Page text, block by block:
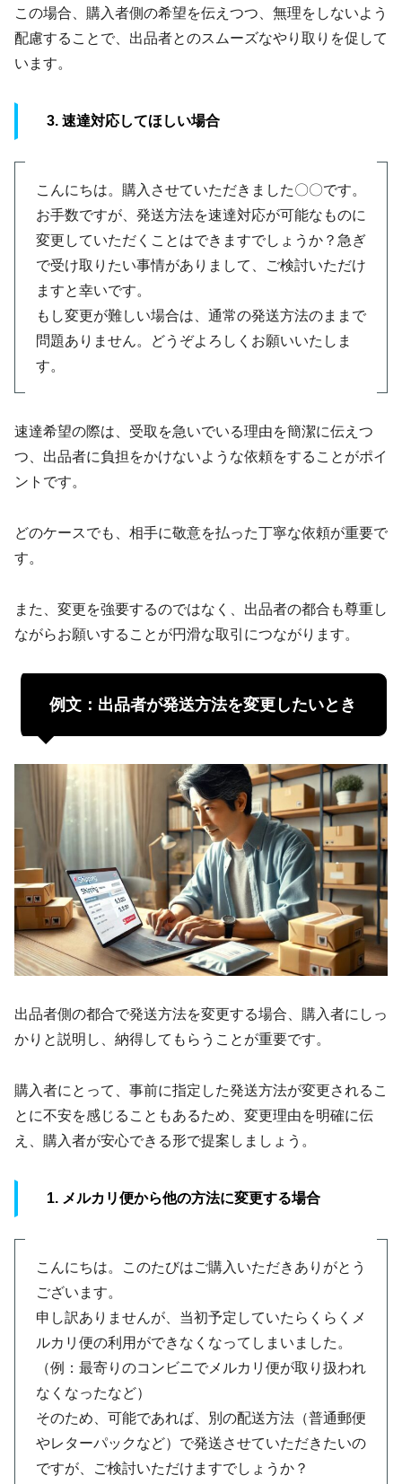
この場合、購入者側の希望を伝えつつ、無理をしないよう
配慮することで、出品者とのスムーズなやり取りを促して
います。
3. 速達対応してほしい場合
こんにちは。購入させていただきました〇〇です。
お手数ですが、発送方法を速達対応が可能なものに
変更していただくことはできますでしょうか？急ぎ
で受け取りたい事情がありまして、ご検討いただけ
ますと幸いです。
もし変更が難しい場合は、通常の発送方法のままで
問題ありません。どうぞよろしくお願いいたしま
す。
速達希望の際は、受取を急いでいる理由を簡潔に伝えつ
つ、出品者に負担をかけないような依頼をすることがポイ
ントです。
どのケースでも、相手に敬意を払った丁寧な依頼が重要で
す。
また、変更を強要するのではなく、出品者の都合も尊重し
ながらお願いすることが円滑な取引につながります。
例文：出品者が発送方法を変更したいとき
出品者側の都合で発送方法を変更する場合、購入者にしっ
かりと説明し、納得してもらうことが重要です。
購入者にとって、事前に指定した発送方法が変更されるこ
とに不安を感じることもあるため、変更理由を明確に伝
え、購入者が安心できる形で提案しましょう。
1. メルカリ便から他の方法に変更する場合
こんにちは。このたびはご購入いただきありがとう
ございます。
申し訳ありませんが、当初予定していたらくらくメ
ルカリ便の利用ができなくなってしまいました。
（例：最寄りのコンビニでメルカリ便が取り扱われ
なくなったなど）
そのため、可能であれば、別の配送方法（普通郵便
やレターパックなど）で発送させていただきたいの
ですが、ご検討いただけますでしょうか？